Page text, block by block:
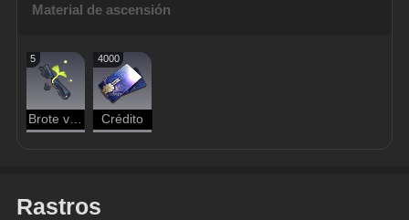
Material de ascensión
5
Brote verde inmortal
4000
Crédito
Rastros